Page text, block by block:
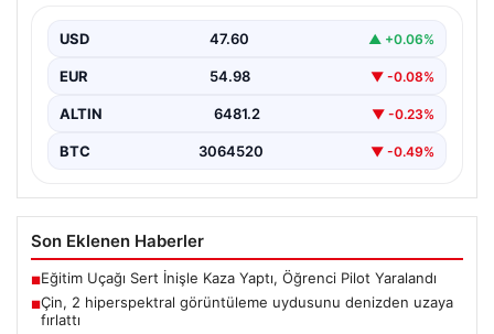
USD 47.60 ▲ +0.06%
EUR 54.98 ▼ -0.08%
ALTIN 6481.2 ▼ -0.23%
BTC 3064520 ▼ -0.49%
Son Eklenen Haberler
■Eğitim Uçağı Sert İnişle Kaza Yaptı, Öğrenci Pilot Yaralandı
■Çin, 2 hiperspektral görüntüleme uydusunu denizden uzaya
fırlattı